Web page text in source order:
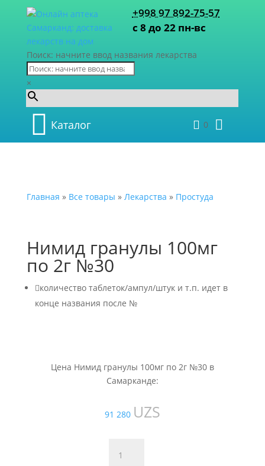
+998 97 892-75-57
с 8 до 22 пн-вс
Поиск: начните ввод названия лекарства
×
Каталог 0
Главная » Все товары » Лекарства » Простуда
Нимид гранулы 100мг
по 2г №30
количество таблеток/ампул/штук и т.п. идет в
конце названия после №
Цена Нимид гранулы 100мг по 2г №30 в
Самарканде:
91 280 UZS
товара